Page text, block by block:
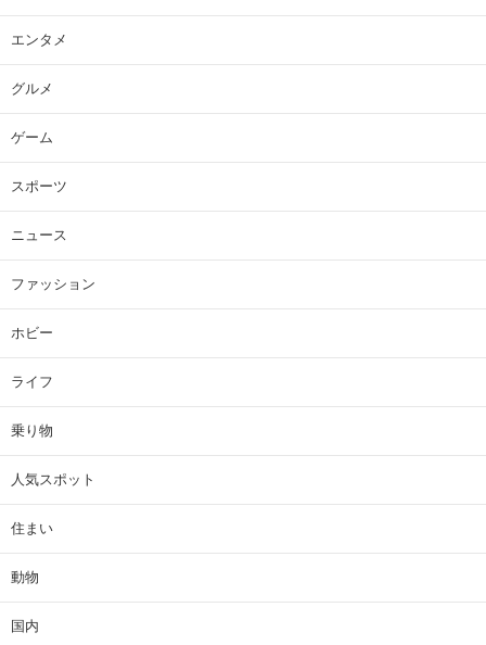
エンタメ
グルメ
ゲーム
スポーツ
ニュース
ファッション
ホビー
ライフ
乗り物
人気スポット
住まい
動物
国内